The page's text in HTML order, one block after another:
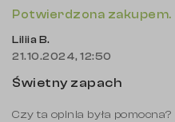
Potwierdzona zakupem.
Liliia B.
21.10.2024, 12:50
Świetny zapach
Czy ta opinia była pomocna?